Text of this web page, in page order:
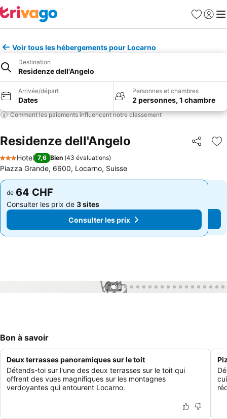
Favoris
Se
Voir tous les hébergements pour Locarno
Destination
Residenze dell'Angelo
Arrivée/départ
Dates
Personnes et chambres
2 personnes, 1 chambre
Comment les paiements influencent notre classement
Residenze dell'Angelo Partager
3 Étoiles
Hotel 7,6 Bien (43 évaluations)
Piazza Grande, 6600, Locarno, Suisse
de 64 CHF
Consulter les prix de 3 sites
Consulter les prix
de 64 CHF
Consulter les prix de 3 sites
Consulter les prix
1 / 33
Bon à savoir
Deux terrasses panoramiques sur le toit
Détends-toi sur l'une des deux terrasses sur le toit qui
offrent des vues magnifiques sur les montagnes
verdoyantes qui entourent Locarno.